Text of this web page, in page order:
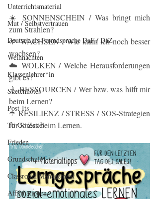
Unterrichtsmaterial
Mut / Selbstvertrauen
Deutsch als Fremdsprache DaF / DaZ
Weihnachten
Klassenlehrer*in
Sketchnotes
Post-Its
To-Go Zettel
Frieden
Grundschule
Classroom Management
Affirmationen
☀️ SONNENSCHEIN / Was bringt mich
zum Strahlen?
🌱 WACHSEN / Wie kann ich noch besser
wachsen?
☁️ WOLKEN / Welche Herausforderungen
gibt es?
💧 RESSOURCEN / Wer bzw. was hilft mir
beim Lernen?
☂️ RESILIENZ / STRESS / SOS-Strategien
für Stress beim Lernen.